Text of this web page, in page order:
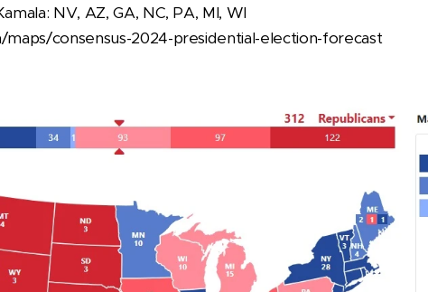
NV, AZ, GA, NC, PA, MI, WI
consensus-2024-presidential-election-forecast